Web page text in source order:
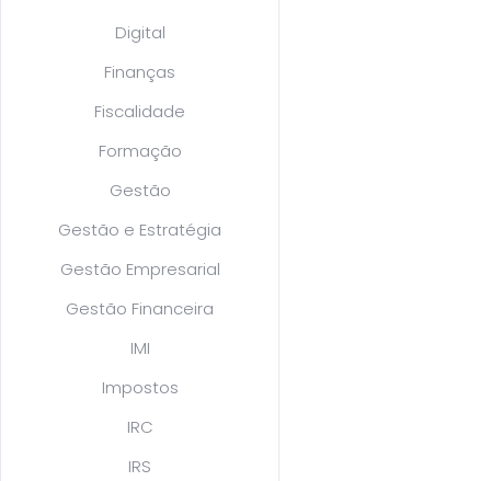
Digital
Finanças
Fiscalidade
Formação
Gestão
Gestão e Estratégia
Gestão Empresarial
Gestão Financeira
IMI
Impostos
IRC
IRS